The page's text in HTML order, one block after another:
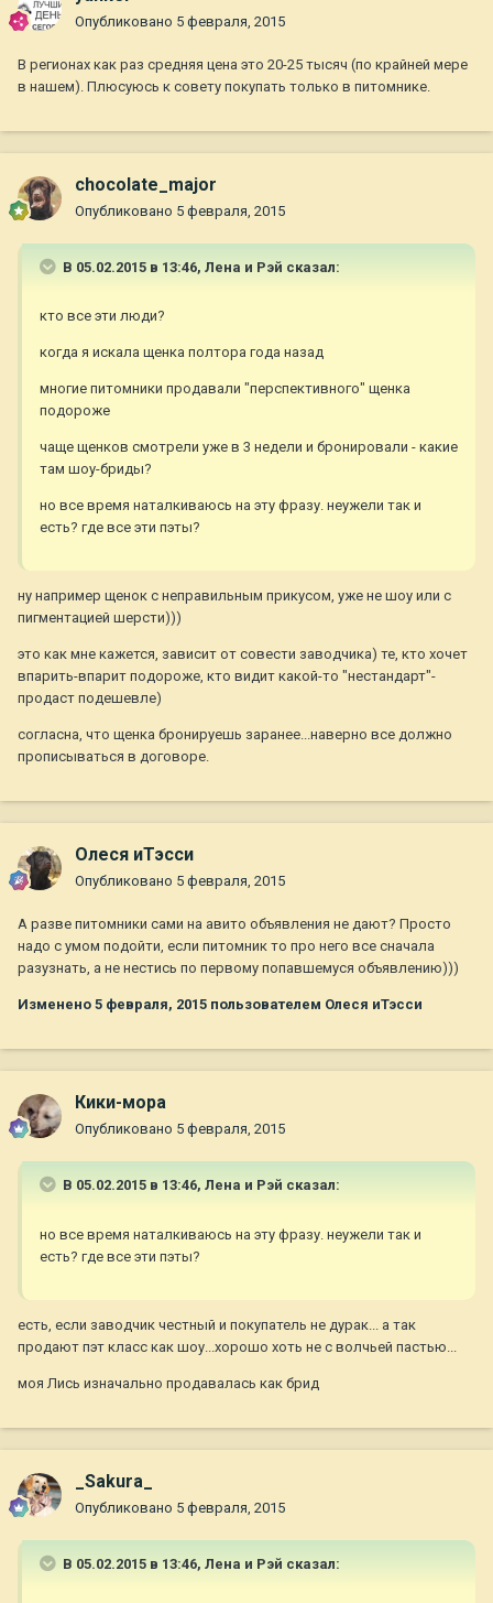
Опубликовано 5 февраля, 2015
В регионах как раз средняя цена это 20-25 тысяч (по крайней мере
в нашем). Плюсуюсь к совету покупать только в питомнике.
chocolate_major
Опубликовано 5 февраля, 2015
В 05.02.2015 в 13:46, Лена и Рэй сказал:
кто все эти люди?
когда я искала щенка полтора года назад
многие питомники продавали "перспективного" щенка
подороже
чаще щенков смотрели уже в 3 недели и бронировали - какие
там шоу-бриды?
но все время наталкиваюсь на эту фразу. неужели так и
есть? где все эти пэты?
ну например щенок с неправильным прикусом, уже не шоу или с
пигментацией шерсти)))
это как мне кажется, зависит от совести заводчика) те, кто хочет
впарить-впарит подороже, кто видит какой-то "нестандарт"-
продаст подешевле)
согласна, что щенка бронируешь заранее...наверно все должно
прописываться в договоре.
Олеся иТэсси
Опубликовано 5 февраля, 2015
А разве питомники сами на авито объявления не дают? Просто
надо с умом подойти, если питомник то про него все сначала
разузнать, а не нестись по первому попавшемуся объявлению)))
Изменено 5 февраля, 2015 пользователем Олеся иТэсси
Кики-мора
Опубликовано 5 февраля, 2015
В 05.02.2015 в 13:46, Лена и Рэй сказал:
но все время наталкиваюсь на эту фразу. неужели так и
есть? где все эти пэты?
есть, если заводчик честный и покупатель не дурак... а так
продают пэт класс как шоу...хорошо хоть не с волчьей пастью...
моя Лись изначально продавалась как брид
_Sakura_
Опубликовано 5 февраля, 2015
В 05.02.2015 в 13:46, Лена и Рэй сказал: